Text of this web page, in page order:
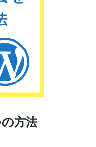
方法